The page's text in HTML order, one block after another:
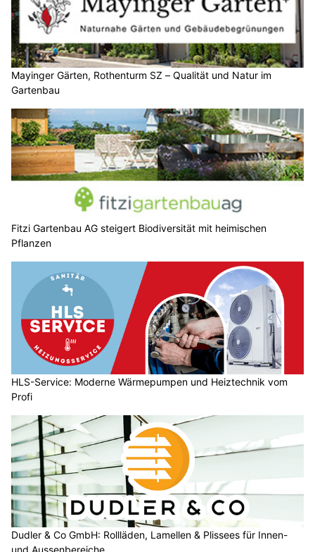
Althiburos Security Services.ch: Professionelle Security-Services für jede Branche
Messe Bauen+Wohnen im KKL Luzern zeigt
Trends bei Umbau, Solar und Wärmepumpen
24.02.26 BELMEDIA REDAKTION
Von Freitag bis Sonntag (27. Februar – 1. März 2026) wird das
KKL Luzern erneut zum Treffpunkt für Hauseigentümer,
Bauinteressierte sowie Planer und Architekten.
Die Bauen+Wohnen findet zum dritten Mal im KKL statt und hat
sich in der Zentralschweiz etabliert – 2025 mit über 7'000
Besuchern.
Meier-Bodenheizungsreinigung senkt Energieverbrauch
Greil Elektro GmbH in Wädenswil ZH: Elektro, Photovoltaik & E-Mobilität
RE-NOVERS GmbH: Haustechniklösungen für Neubau und Umbau
Nachhaltig Energie erzeugen dank PVT-Schweiz GmbH in der Schweiz
Messe "Bauen Wohnen Energie" 2025 begeistert
mit Design, Beratung und Solarpower
06.10.25 VON BELMEDIA REDAKTION
Die ganzheitliche Baumesse tritt neu unter dem Namen
"Bauen Wohnen Energie" auf. Mit dieser klaren Ausrichtung
wird noch deutlicher, wofür die Messe steht: Sie bietet
10'000 Hauseigentümern, angehenden Bauherrschaften,
Planern und Architekten, die sich für die Themen Bauen,
Sanieren, Wohnen und Energie begeistern, ein umfassendes